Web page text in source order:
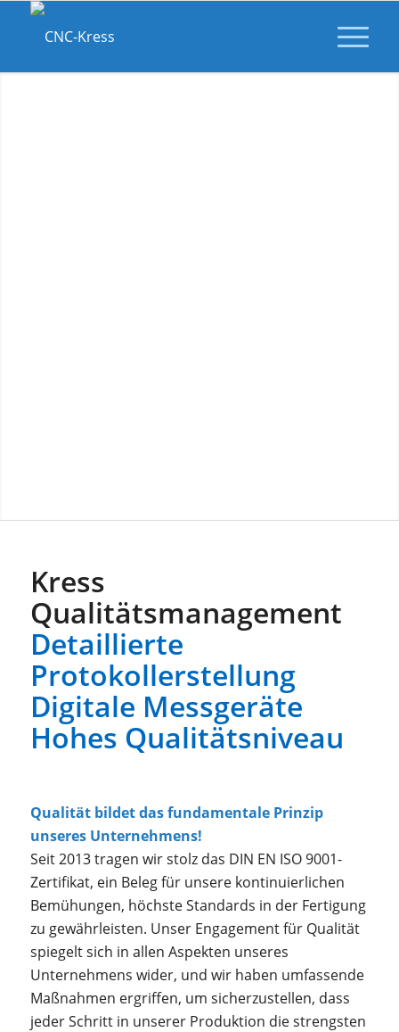
Kress
Qualitätsmanagement
Detaillierte
Protokollerstellung
Digitale Messgeräte
Hohes Qualitätsniveau
Qualität bildet das fundamentale Prinzip
unseres Unternehmens!
Seit 2013 tragen wir stolz das DIN EN ISO 9001-
Zertifikat, ein Beleg für unsere kontinuierlichen
Bemühungen, höchste Standards in der Fertigung
zu gewährleisten. Unser Engagement für Qualität
spiegelt sich in allen Aspekten unseres
Unternehmens wider, und wir haben umfassende
Maßnahmen ergriffen, um sicherzustellen, dass
jeder Schritt in unserer Produktion die strengsten